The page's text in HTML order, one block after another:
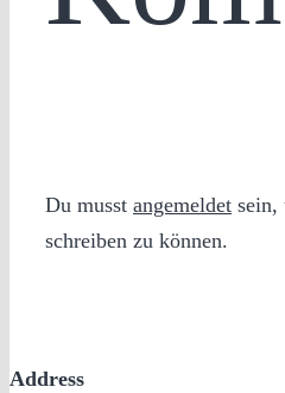
Du musst angemeldet sein,
schreiben zu können.
Address